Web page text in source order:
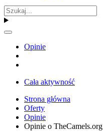
Opinie
Cała aktywność
Strona główna
Oferty
Opinie
Opinie o TheCamels.org